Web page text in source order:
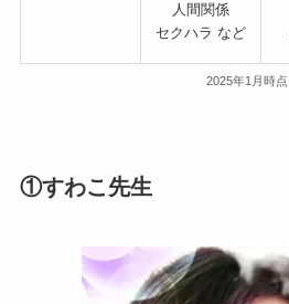
人間関係
セクハラ など
2025年1月時点
①すわこ先生